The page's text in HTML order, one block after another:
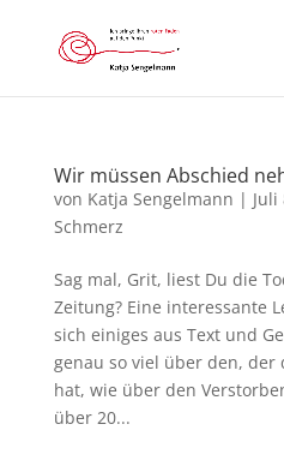
Wir müssen Abschied
von Katja Sengelmann | Juli
Schmerz
Sag mal, Grit, liest Du die
Zeitung? Eine interessante
sich einiges aus Text und
genau so viel über den, der
hat, wie über den
über 20...